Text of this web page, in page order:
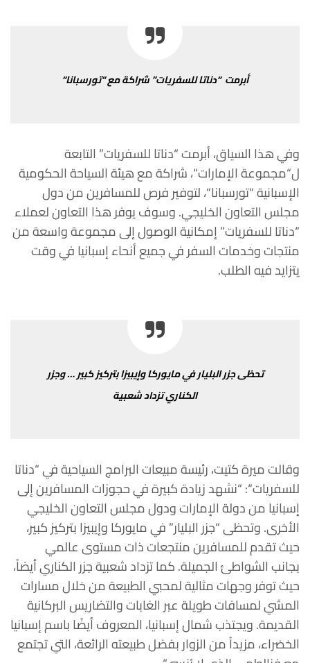
أبرمت “دناتاللسفريات”شراكةمع“تورسبانا“
وفيهذا السياق،أبرمت“دناتاللسفريات” التابعة
ل“مجموعةالإمارات“،شراكةمعهيئةالسياحةالحكومية
الإسبانية“تورسبانا“،لتوفيرفرصللمسافرين مندول
مجلسالتعاونالخليجي.وسوفيوفرهذا التعاونلعملاء
“دناتاللسفريات”إمكانيةالوصولإلىمجموعةواسعةمن
منتجاتوخدماتالسفرفي جميعأنحاءإسبانيافيوقت
يتزايدفيهالطلب.
تحظىجزرالبليارفيمايوركاوإيبيزابتركيزكبير…وجزر
الكناريتزدادشعبية
وقالتميرةكتيت،رئيسةمبيعاتالبرامجالسياحيةفي“دناتا
للسفريات“: “نشهدزيادةكبيرةفيحجوزاتالمسافرينإلى
إسبانيامندولةالإماراتودول مجلسالتعاونالخليجي
الأخرى.وتحظى“جزرالبليار”فيمايوركاوإيبيزابتركيزكبير،
حيثتقدمللمسافرينمنتجعاتذاتمستوىعالمي
بجانبالشواطئالجميلة.كماتزدادشعبيةجزرالكناريأيضاً،
حيثتوفروجهاتمثاليةلمحبيالطبيعةمنخلالمسارات
المشيلمسافاتطويلةعبرالغابات والتضاريسالبركانية
القديمة.ويجتذبشمالإسبانيا، المعروفأيضًاباسمإسبانيا
الخضراء،مزيداًمنالزواربفضلطبيعتهالرائعة، التيتجتمع